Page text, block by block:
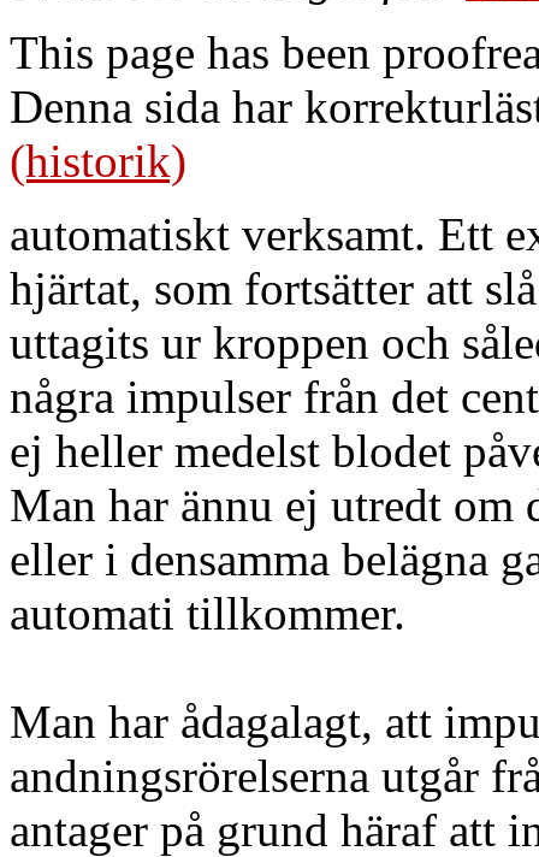
This page has been
Denna sida har
(historik)
automatiskt verksamt. Ett
hjärtat, som fortsätter att
uttagits ur kroppen och
några impulser från det
ej heller medelst blodet
Man har ännu ej utredt om
eller i densamma belägna
automati tillkommer.
Man har ådagalagt, att
andningsrörelserna utgår
antager på grund häraf att